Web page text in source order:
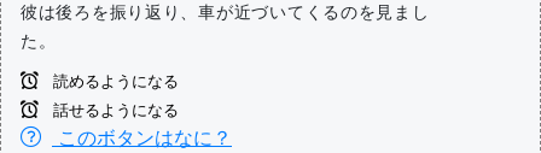
彼は後ろを振り返り、車が近づいてくるのを見まし
た。
読めるようになる
話せるようになる
このボタンはなに？